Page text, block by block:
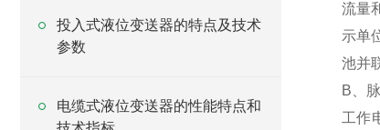
投入式液位变送器的特点及技术
参数
电缆式液位变送器的性能特点和
流量
示单
池并
B、
工作